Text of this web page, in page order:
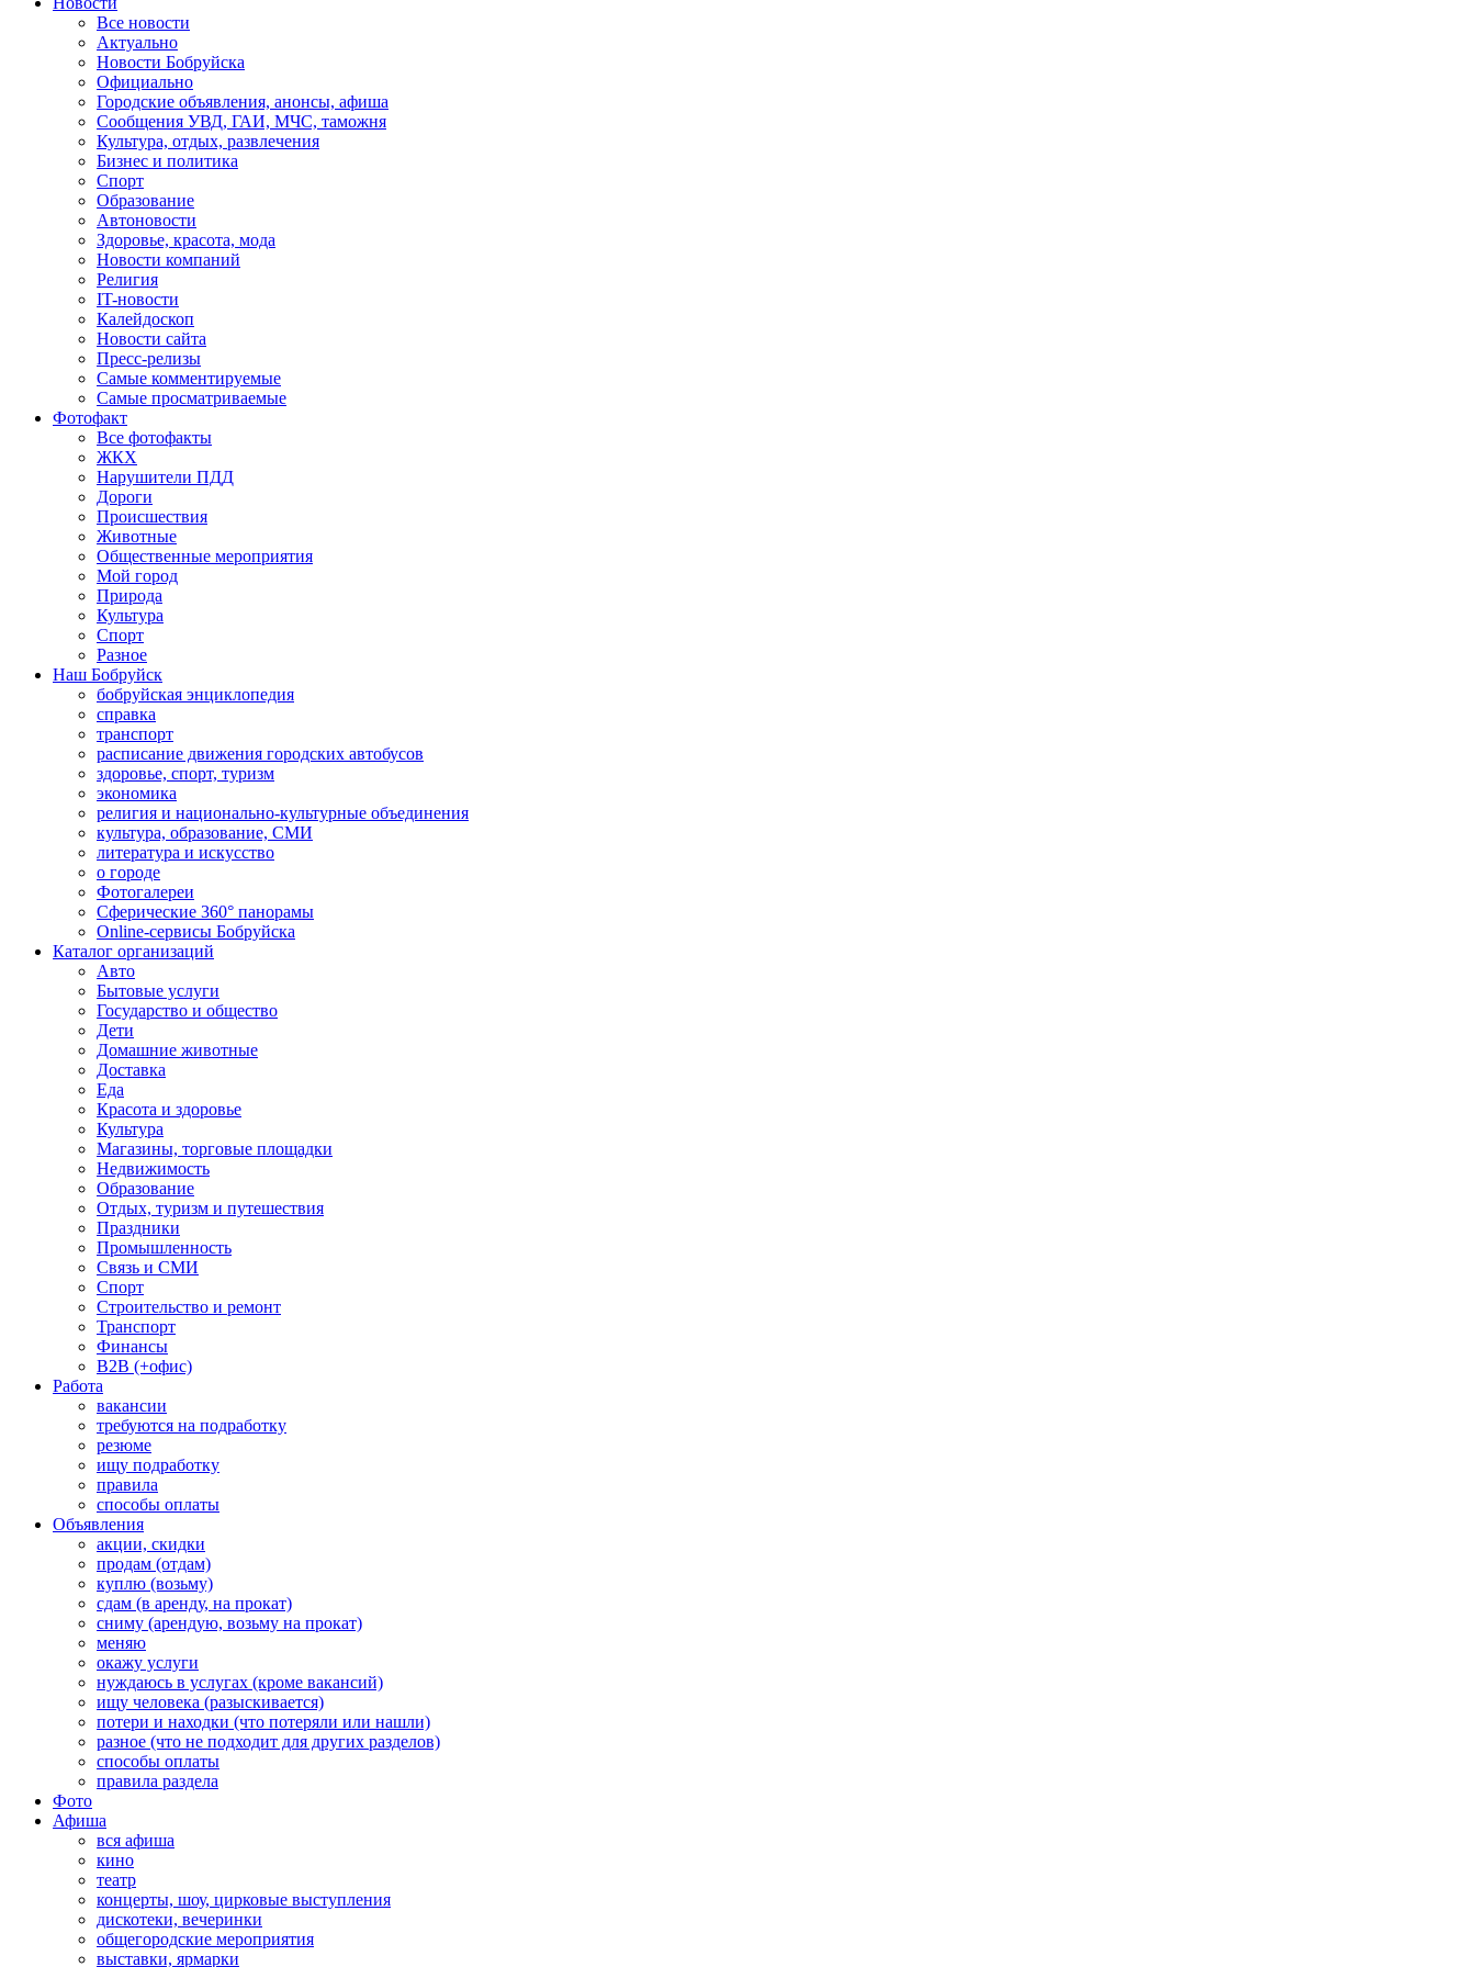
Все новости
Актуально
Новости Бобруйска
Официально
Городские объявления, анонсы, афиша
Сообщения УВД, ГАИ, МЧС, таможня
Культура, отдых, развлечения
Бизнес и политика
Спорт
Образование
Автоновости
Здоровье, красота, мода
Новости компаний
Религия
IT-новости
Калейдоскоп
Новости сайта
Пресс-релизы
Самые комментируемые
Самые просматриваемые
Фотофакт
Все фотофакты
ЖКХ
Нарушители ПДД
Дороги
Происшествия
Животные
Общественные мероприятия
Мой город
Природа
Культура
Спорт
Разное
Наш Бобруйск
бобруйская энциклопедия
справка
транспорт
расписание движения городских автобусов
здоровье, спорт, туризм
экономика
религия и национально-культурные объединения
культура, образование, СМИ
литература и искусство
о городе
Фотогалереи
Сферические 360° панорамы
Online-сервисы Бобруйска
Каталог организаций
Авто
Бытовые услуги
Государство и общество
Дети
Домашние животные
Доставка
Еда
Красота и здоровье
Культура
Магазины, торговые площадки
Недвижимость
Образование
Отдых, туризм и путешествия
Праздники
Промышленность
Связь и СМИ
Спорт
Строительство и ремонт
Транспорт
Финансы
B2B (+офис)
Работа
вакансии
требуются на подработку
резюме
ищу подработку
правила
способы оплаты
Объявления
акции, скидки
продам (отдам)
куплю (возьму)
сдам (в аренду, на прокат)
сниму (арендую, возьму на прокат)
меняю
окажу услуги
нуждаюсь в услугах (кроме вакансий)
ищу человека (разыскивается)
потери и находки (что потеряли или нашли)
разное (что не подходит для других разделов)
способы оплаты
правила раздела
Фото
Афиша
вся афиша
кино
театр
концерты, шоу, цирковые выступления
дискотеки, вечеринки
общегородские мероприятия
выставки, ярмарки